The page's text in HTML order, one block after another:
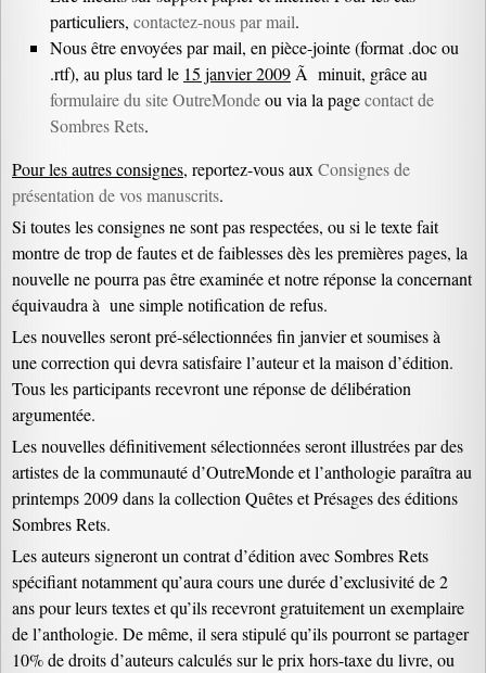
particuliers, contactez-nous par mail.
Nous être envoyées par mail, en pièce-jointe (format .doc ou
.rtf), au plus tard le 15 janvier 2009 Ã minuit, grâce au
formulaire du site OutreMondeou via la pagecontact de
Sombres Rets.
Pour les autres consignes, reportez-vous aux Consignes de
présentation de vos manuscrits.
Si toutes les consignes ne sont pas respectées, ou si le texte fait
montre de trop de fautes et de faiblesses dès les premières pages, la
nouvelle ne pourra pas être examinée et notre réponse la concernant
équivaudra à une simple notification de refus.
Les nouvelles seront pré-sélectionnées fin janvier et soumises à
une correction qui devra satisfaire l’auteur et la maison d’édition.
Tous les participants recevront une réponse de délibération
argumentée.
Les nouvelles définitivement sélectionnées seront illustrées par des
artistes de la communauté d’OutreMonde et l’anthologie paraîtra au
printemps 2009 dans la collection Quêtes et Présages des éditions
Sombres Rets.
Les auteurs signeront un contrat d’édition avec Sombres Rets
spécifiant notamment qu’aura cours une durée d’exclusivité de 2
ans pour leurs textes et qu’ils recevront gratuitement un exemplaire
de l’anthologie. De même, il sera stipulé qu’ils pourront se partager
10% de droits d’auteurs calculés sur le prix hors-taxe du livre, ou